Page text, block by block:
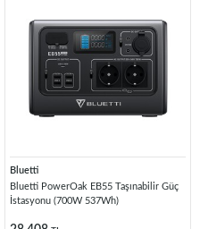
Bluetti
Bluetti PowerOak EB55 Taşınabilir Güç
İstasyonu (700W 537Wh)